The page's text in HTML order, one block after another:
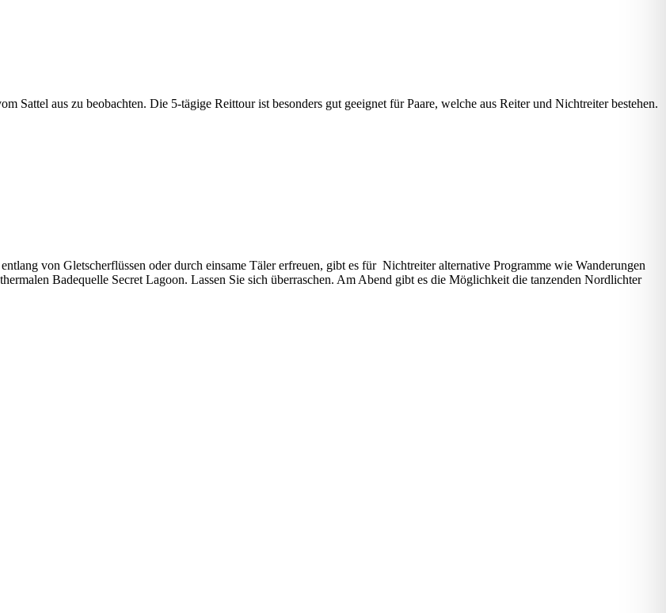
Sattel aus zu beobachten. Die 5-tägige Reittour ist besonders gut geeignet für Paare, welche aus Reiter und Nichtreiter bestehen.
von Gletscherflüssen oder durch einsame Täler erfreuen, gibt es für Nichtreiter alternative Programme wie Wanderungen
Badequelle Secret Lagoon. Lassen Sie sich überraschen. Am Abend gibt es die Möglichkeit die tanzenden Nordlichter